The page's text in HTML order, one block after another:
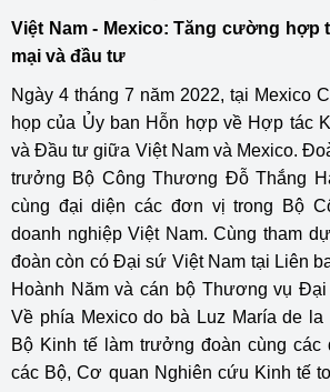
Việt Nam - Mexico: Tăng cường hợp
mại và đầu tư
Ngày 4 tháng 7 năm 2022, tại Mexico
họp của Ủy ban Hỗn hợp về Hợp tác
và Đầu tư giữa Việt Nam và Mexico.
trưởng Bộ Công Thương Đỗ Thắng
cùng đại diện các đơn vị trong Bộ
doanh nghiệp Việt Nam. Cùng tham
đoàn còn có Đại sứ Việt Nam tại Liên
Hoành Năm và cán bộ Thương vụ
Về phía Mexico do bà Luz María de
Bộ Kinh tế làm trưởng đoàn cùng các
các Bộ, Cơ quan Nghiên cứu Kinh tế